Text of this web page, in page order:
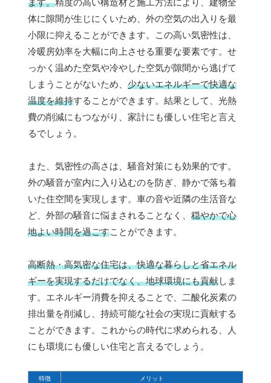
ます。精度の高い構造材と施工方法により、建物全
体に隙間が生じにくいため、外の空気の出入りを最
小限に抑えることができます。この高い気密性は、
冷暖房効率を大幅に向上させる重要な要素です。せ
っかく温めた空気や冷やした空気が隙間から逃げて
しまうことがないため、 少ないエネルギーで快適な
温度を維持することができます。結果として、光熱
費の削減にもつながり、家計にも優しい住宅と言え
るでしょう。
また、気密性の高さは、騒音対策にも効果的です。
外の騒音が室内に入り込むのを防ぎ、静かで落ち着
いた住空間を実現します。車の音や近隣の生活音な
ど、外部の騒音に悩まされることなく、 穏やかで心
地よい時間を過ごすことができます。
高断熱・高気密な住宅は、快適な暮らしと省エネル
ギーを実現するだけでなく、地球環境にも貢献しま
す。エネルギー消費を抑えることで、二酸化炭素の
排出量を削減し、持続可能な社会の実現に貢献する
ことができます。これからの時代に求められる、人
にも環境にも優しい住宅と言えるでしょう。
特徴 メリット